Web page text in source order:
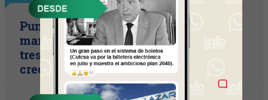
Punto Sano acelera a tres cifras (la
marca duplicó sus ventas y ya prepara
tres lanzamientos para seguir
creciendo)